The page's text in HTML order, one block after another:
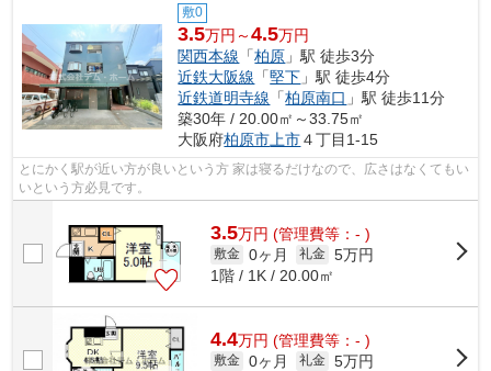
敷0
3.5万円～4.5万円
関西本線 「柏原 」駅 徒歩3分
近鉄大阪線 「堅下 」駅 徒歩4分
近鉄道明寺線 「柏原南口 」駅 徒歩11分
築30年 / 20.00㎡～33.75㎡
大阪府柏原市 上市４丁目1-15
とにかく駅が近い方が良いという方 家は寝るだけなので、広さはなくてもい
いという方必見です。
3.5万円 (管理費等：- )
敷金 0ヶ月 礼金 5万円
1階 / 1K / 20.00㎡
4.4万円 (管理費等：- )
敷金 0ヶ月 礼金 5万円